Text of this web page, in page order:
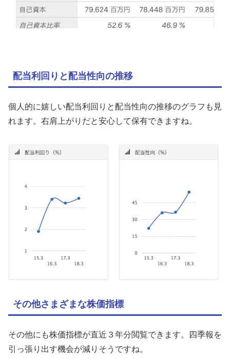
配当利回りと配当性向の推移
個人的に嬉しい配当利回りと配当性向の推移のグラフも見
れます。右肩上がりだと安心して保有できますね。
その他さまざまな株価指標
その他にも株価指標が直近３年分閲覧できます。四季報を
引っ張り出す機会が減りそうですね。